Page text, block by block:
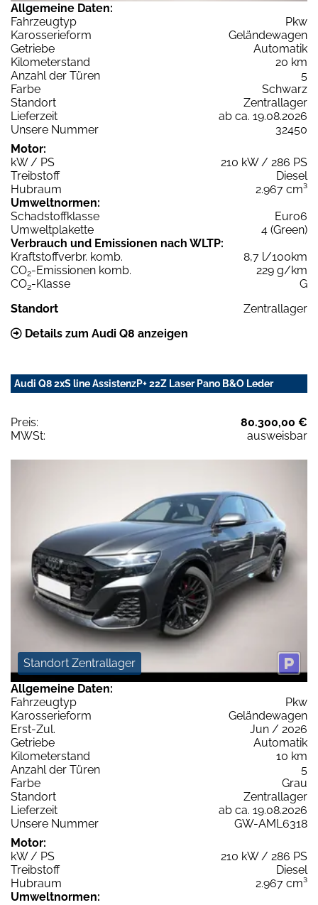
Allgemeine Daten:
Fahrzeugtyp
Pkw
Karosserieform
Geländewagen
Getriebe
Automatik
Kilometerstand
20 km
Anzahl der Türen
5
Farbe
Schwarz
Standort
Zentrallager
Lieferzeit
ab ca. 19.08.2026
Unsere Nummer
32450
Motor:
kW / PS
210 kW / 286 PS
Treibstoff
Diesel
Hubraum
2.967 cm³
Umweltnormen:
Schadstoffklasse
Euro6
Umweltplakette
4 (Green)
Verbrauch und Emissionen nach WLTP:
Kraftstoffverbr. komb.
8,7 l/100km
CO2-Emissionen komb.
229 g/km
CO2-Klasse
G
Standort
Zentrallager
Details zum Audi Q8 anzeigen
Audi Q8 2xS line AssistenzP+ 22Z Laser Pano B&O Leder
Preis:
80.300,00 €
MWSt:
ausweisbar
Standort Zentrallager
Allgemeine Daten:
Fahrzeugtyp
Pkw
Karosserieform
Geländewagen
Erst-Zul.
Jun / 2026
Getriebe
Automatik
Kilometerstand
10 km
Anzahl der Türen
5
Farbe
Grau
Standort
Zentrallager
Lieferzeit
ab ca. 19.08.2026
Unsere Nummer
GW-AML6318
Motor:
kW / PS
210 kW / 286 PS
Treibstoff
Diesel
Hubraum
2.967 cm³
Umweltnormen: